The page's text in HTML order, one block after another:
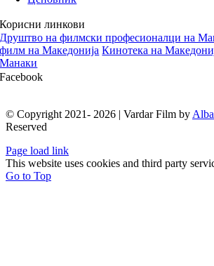
Корисни линкови
Друштво на филмски професионалци на
филм на Македонија Кинотека на
Манаки
Facebook
© Copyright 2021- 2026 | Vardar Film by
Reserved
Page load link
This website uses cookies and third party
Go to Top